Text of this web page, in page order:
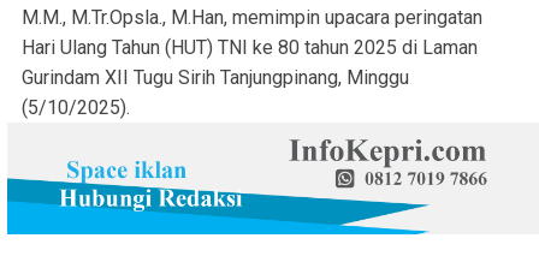
M.M., M.Tr.Opsla., M.Han, memimpin upacara peringatan
Hari Ulang Tahun (HUT) TNI ke 80 tahun 2025 di Laman
Gurindam XII Tugu Sirih Tanjungpinang, Minggu
(5/10/2025).